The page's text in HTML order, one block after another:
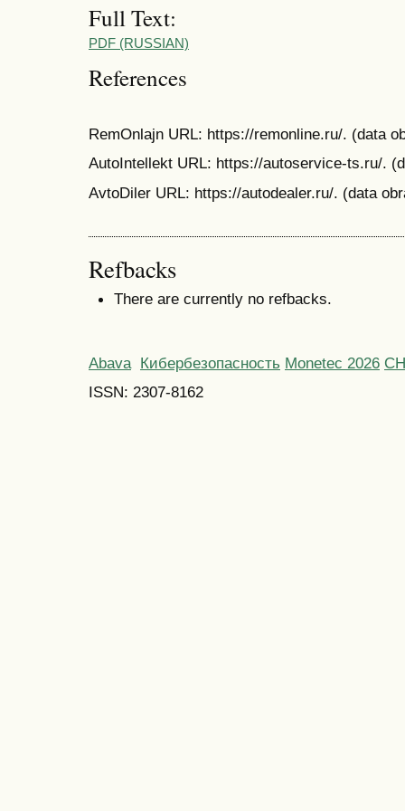
Full Text:
PDF (RUSSIAN)
References
RemOnlajn URL: https://remonline.ru/. (data
AutoIntellekt URL: https://autoservice-ts.ru/.
AvtoDiler URL: https://autodealer.ru/. (data
Refbacks
There are currently no refbacks.
Abava Кибербезопасность Monetec 2026
ISSN: 2307-8162